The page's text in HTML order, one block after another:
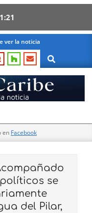
20
ver la noticia
Search
en Facebook
se
del Pilar,